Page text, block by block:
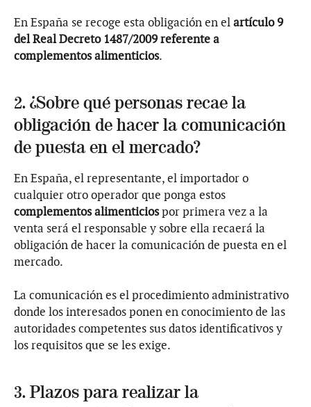
En España se recoge esta obligación en elartículo 9
del Real Decreto 1487/2009 referente a
complementos alimenticios.
2. ¿Sobre qué personas recae la
obligación de hacer la comunicación
de puesta en el mercado?
En España, el representante, el importador o
cualquier otro operador que ponga estos
complementos alimenticiospor primera vez a la
venta será el responsable y sobre ella recaerá la
obligación de hacer la comunicación de puesta en el
mercado.
La comunicación es el procedimiento administrativo
donde los interesados ponen en conocimiento de las
autoridades competentes sus datos identificativos y
los requisitos que se les exige.
3. Plazos para realizar la